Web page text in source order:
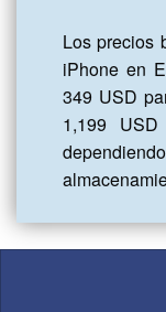
Los precios
iPhone en
349 USD
1,199